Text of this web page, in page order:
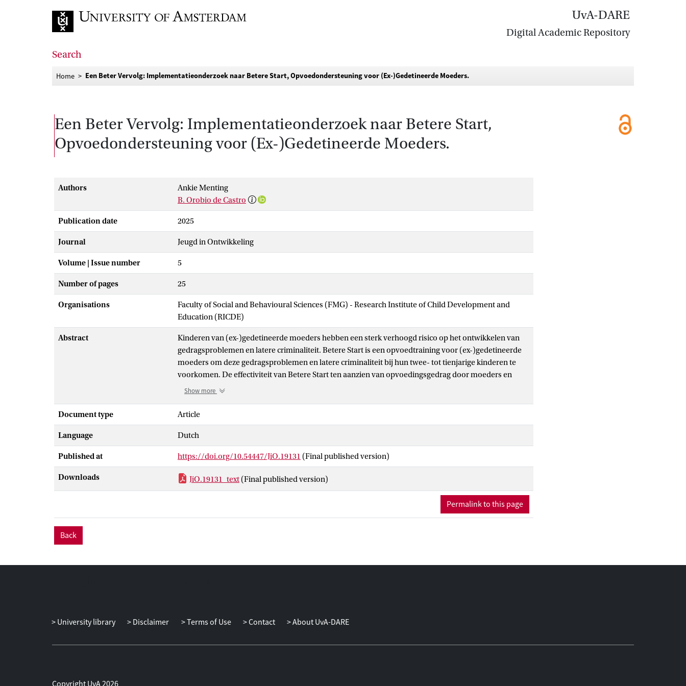
UvA-DARE
Digital Academic Repository
Search
Home Een Beter Vervolg: Implementatieonderzoek naar Betere Start, Opvoedondersteuning voor (Ex-)Gedetineerde Moeders.
Een Beter Vervolg: Implementatieonderzoek naar Betere Start,
Opvoedondersteuning voor (Ex-)Gedetineerde Moeders.
Authors
Ankie Menting
B. Orobio de Castro
Publication date 2025
Journal Jeugd in Ontwikkeling
Volume | Issue number 5
Number of pages 25
Organisations
Faculty of Social and Behavioural Sciences (FMG) - Research Institute of Child Development and
Education (RICDE)
Abstract
Kinderen van (ex-)gedetineerde moeders hebben een sterk verhoogd risico op het ontwikkelen van
gedragsproblemen en latere criminaliteit. Betere Start is een opvoedtraining voor (ex-)gedetineerde
moeders om deze gedragsproblemen en latere criminaliteit bij hun twee- tot tienjarige kinderen te
voorkomen. De effectiviteit van Betere Start ten aanzien van opvoedingsgedrag door moeders en
gedragsproblemen bij hun kinderen en latere criminaliteit van kinderen en moeders is in eerder
implementatie van deze interventie over een periode van vijf jaar. De onderzoeksgroep bestond uit
122 moeders met 186 kinderen (Mleeftijd= 6.45 jaar, 51.61 % meisjes) uit tien interventiegroepen,
waarvoor in routinematige monitoring gegevens werden verzameld over de ontvangen interventie,
gedragsproblemen bij kinderen, opvoedvaardigheden, cognitieve vertekeningen en tevredenheid met
de interventie. De resultaten laten zien dat het ook in de dagelijkse praktijk mogelijk is om deze
moeilijke doelgroep te bereiken, om de interventie naar tevredenheid uit te voeren en daarbij de
beoogde veranderingen in gedragsproblemen, opvoedvaardigheden en cognitieve vertekeningen te
bereiken. Deze studie geeft daarmee aanwijzingen voor de haalbaarheid en het belang van goede
uitvoering van Betere Start in de dagelijkse praktijk, met gunstige effecten op de ontwikkeling van
Show more
Document type Article
Language Dutch
Published at https://doi.org/10.54447/JiO.19131 (Final published version)
Downloads JiO.19131_text (Final published version)
Permalink to this page
Back
University library Disclaimer Terms of Use Contact About UvA-DARE
Copyright UvA 2026